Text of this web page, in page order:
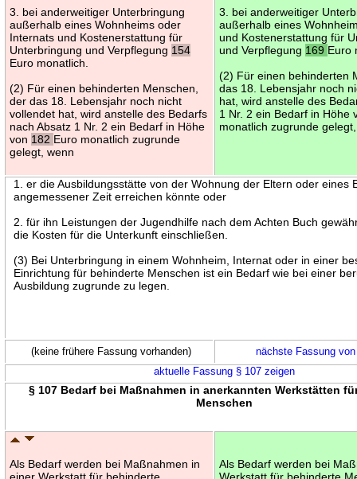
3. bei anderweitiger Unterbringung
außerhalb eines Wohnheims oder
Internats und Kostenerstattung für
Unterbringung und Verpflegung 154
Euro monatlich.
(2) Für einen behinderten Menschen,
der das 18. Lebensjahr noch nicht
vollendet hat, wird anstelle des Bedarfs
nach Absatz 1 Nr. 2 ein Bedarf in Höhe
von 182 Euro monatlich zugrunde
gelegt, wenn
3. bei anderweitiger
außerhalb eines
und Kostenerstattung für
und Verpflegung 169 Euro
(2) Für einen behinderten
das 18. Lebensjahr noch
hat, wird anstelle des
1 Nr. 2 ein Bedarf in Höhe
monatlich zugrunde
1. er die Ausbildungsstätte von der Wohnung der Eltern oder eines
angemessener Zeit erreichen könnte oder
2. für ihn Leistungen der Jugendhilfe nach dem Achten Buch
die Kosten für die Unterkunft einschließen.
(3) Bei Unterbringung in einem Wohnheim, Internat oder in einer
Einrichtung für behinderte Menschen ist ein Bedarf wie bei einer
Ausbildung zugrunde zu legen.
(keine frühere Fassung vorhanden)
nächste Fassung
aktuelle Fassung § 107 zeigen
§ 107 Bedarf bei Maßnahmen in anerkannten Werkstätten
Menschen
Als Bedarf werden bei Maßnahmen in
einer Werkstatt für behinderte
Als Bedarf werden bei
Werkstatt für behinderte